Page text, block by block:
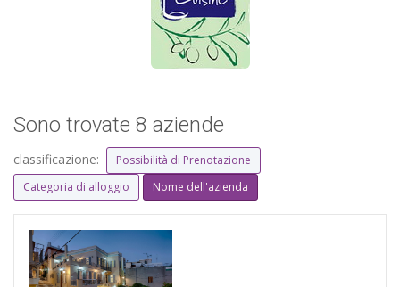
Sono trovate 8 aziende
classificazione:
Possibilità di Prenotazione
Categoria di alloggio
Nome dell'azienda